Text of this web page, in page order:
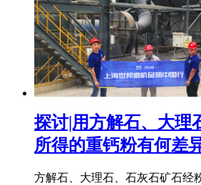
探讨|用方解石、大理
所得的重钙粉有何差
方解石、大理石、石灰石矿石经